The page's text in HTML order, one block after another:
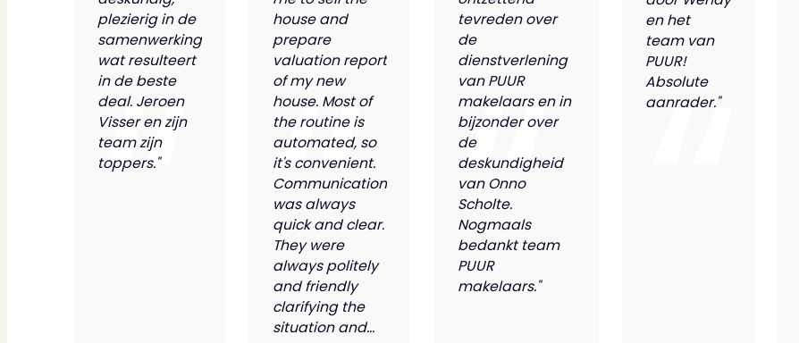
plezierig in de
samenwerking
wat resulteert
in de beste
deal. Jeroen
Visser en zijn
team zijn
toppers."
house and
prepare
valuation report
of my new
house. Most of
the routine is
automated, so
it's convenient.
Communication
was always
quick and clear.
They were
always politely
and friendly
clarifying the
situation and...
tevreden over
de
dienstverlening
van PUUR
makelaars en in
bijzonder over
de
deskundigheid
van Onno
Scholte.
Nogmaals
bedankt team
PUUR
makelaars."
en het
team van
PUUR!
Absolute
aanrader."